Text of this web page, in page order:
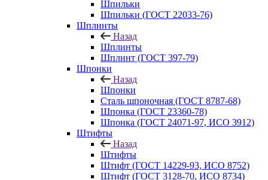
Шпильки
Шпильки (ГОСТ 22033-76)
Шплинты
Назад
Шплинты
Шплинт (ГОСТ 397-79)
Шпонки
Назад
Шпонки
Сталь шпоночная (ГОСТ 8787-68)
Шпонка (ГОСТ 23360-78)
Шпонка (ГОСТ 24071-97, ИСО 3912)
Штифты
Назад
Штифты
Штифт (ГОСТ 14229-93, ИСО 8752)
Штифт (ГОСТ 3128-70, ИСО 8734)